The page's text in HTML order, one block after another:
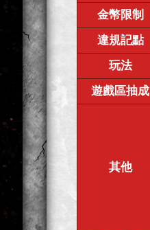
金幣限制
違規記點
玩法
遊戲區抽成
其他